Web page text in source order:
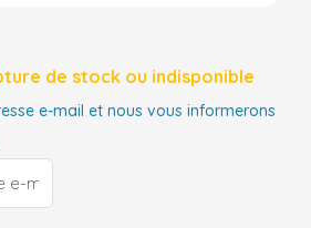
de stock ou indisponible
e-mail et nous vous informerons